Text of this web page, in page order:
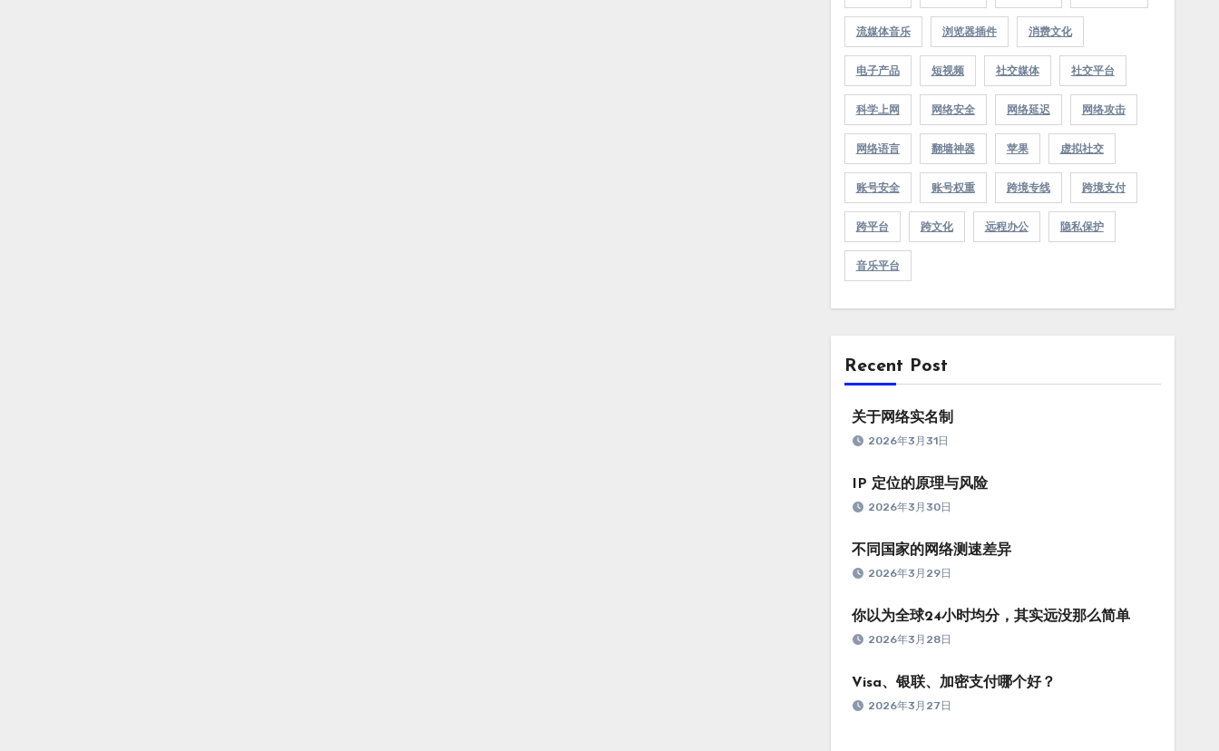
流媒体音乐 浏览器插件 消费文化
电子产品 短视频 社交媒体 社交平台
科学上网 网络安全 网络延迟 网络攻击
网络语言 翻墙神器 苹果 虚拟社交
账号安全 账号权重 跨境专线 跨境支付
跨平台 跨文化 远程办公 隐私保护
音乐平台
Recent Post
关于网络实名制
2026年3月31日
IP 定位的原理与风险
2026年3月30日
不同国家的网络测速差异
2026年3月29日
你以为全球24小时均分，其实远没那么简单
2026年3月28日
Visa、银联、加密支付哪个好？
2026年3月27日